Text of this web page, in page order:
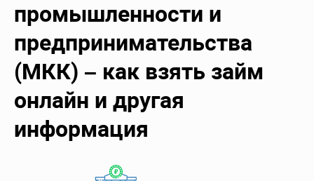
промышленности и
предпринимательства
(МКК) – как взять займ
онлайн и другая
информация